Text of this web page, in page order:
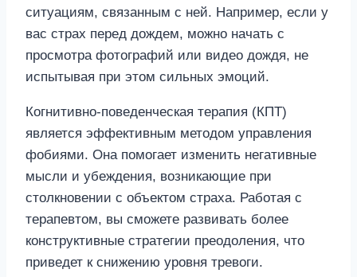
ситуациям, связанным с ней. Например, если у
вас страх перед дождем, можно начать с
просмотра фотографий или видео дождя, не
испытывая при этом сильных эмоций.
Когнитивно-поведенческая терапия (КПТ)
является эффективным методом управления
фобиями. Она помогает изменить негативные
мысли и убеждения, возникающие при
столкновении с объектом страха. Работая с
терапевтом, вы сможете развивать более
конструктивные стратегии преодоления, что
приведет к снижению уровня тревоги.